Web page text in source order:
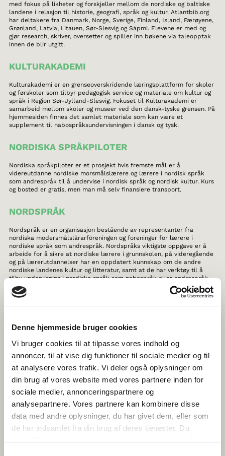
Denne hjemmeside bruger cookies
Vi bruger cookies til at tilpasse vores indhold og
annoncer, til at vise dig funktioner til sociale medier og til
at analysere vores trafik. Vi deler også oplysninger om
din brug af vores website med vores partnere inden for
sociale medier, annonceringspartnere og
analysepartnere. Vores partnere kan kombinere disse
data med andre oplysninger, du har givet dem, eller som
de har indsamlet fra din brug af deres tjenester. Du
samtykker til vores cookies, hvis du fortsætter med at
med fokus på likheter og forskjeller mellom de nordiske og baltiske
landene i relasjon til historie, geografi, språk og kultur. Atlantbib.org
har deltakere fra Danmark, Norge, Sverige, Finland, Island, Færøyene,
Grønland, Latvia, Litauen, Sør-Slesvig og Sápmi. Elevene er med og
gjør research, skriver, oversetter og spiller inn bøkene via taleopptak
innen de blir utgitt.
KULTURAKADEMI
Kulturakademi er en grenseoverskridende læringsplattform for skoler
og førskoler som tilbyr pedagogisk service og materiale om kultur og
språk i Region Sør-Jylland-Slesvig. Fokuset til Kulturakademi er
samarbeid mellom skoler og museer ved den dansk-tyske grensen. På
hjemmesiden finnes det samlet materiale som kan være et
supplement til nabospråksundervisningen i dansk og tysk.
NORDISKA SPRÅKPILOTER
Nordiska språkpiloter er et prosjekt hvis fremste mål er å
videreutdanne nordiske morsmålslærere og lærere i nordisk språk
som andrespråk til å undervise i nordisk språk og nordisk kultur. Kurs
og bosted er gratis, men man må selv finansiere transport.
NORDSPRÅK
Nordspråk er en organisasjon bestående av representanter fra
nordiska modersmålslärarföreningen og foreninger for lærere i
nordiske språk som andrespråk. Nordspråks viktigste oppgave er å
arbeide for å sikre at nordiske lærere i grunnskolen, på videregående
og på lærerutdannelser har en oppdatert kunnskap om de andre
nordiske landenes kultur og litteratur, samt at de har verktøy til å
tilby undervisning i nordiske språk som nabospråk eller andrespråk.
Nordspråk har arbeidet med utvikling av kurs og publikasjoner til
nordiske lærere i mer enn 30 år.
LITERATURE
Her får du kunnskap om de siste strømmingene i nordisk
kvinnelitteratur samtidig som du kan fordype deg i mer enn 1000 års
kvinnelitteraturhistorie fra Sverige, Norge, Danmark, Finland,
Færøyene, Island, Grønland og Åland. Alt skrevet av Nordens ledende
litteraturhistorikere.
TEGNTUBE
Nettstedet TegnTube retter seg mot barn og unge som er nysgjerrige
på tegnspråkene i Norden, samt voksne pårørende til tegnspråklig
yrker med barn og unge. Her kan du se filmer der tegnspråklige barn